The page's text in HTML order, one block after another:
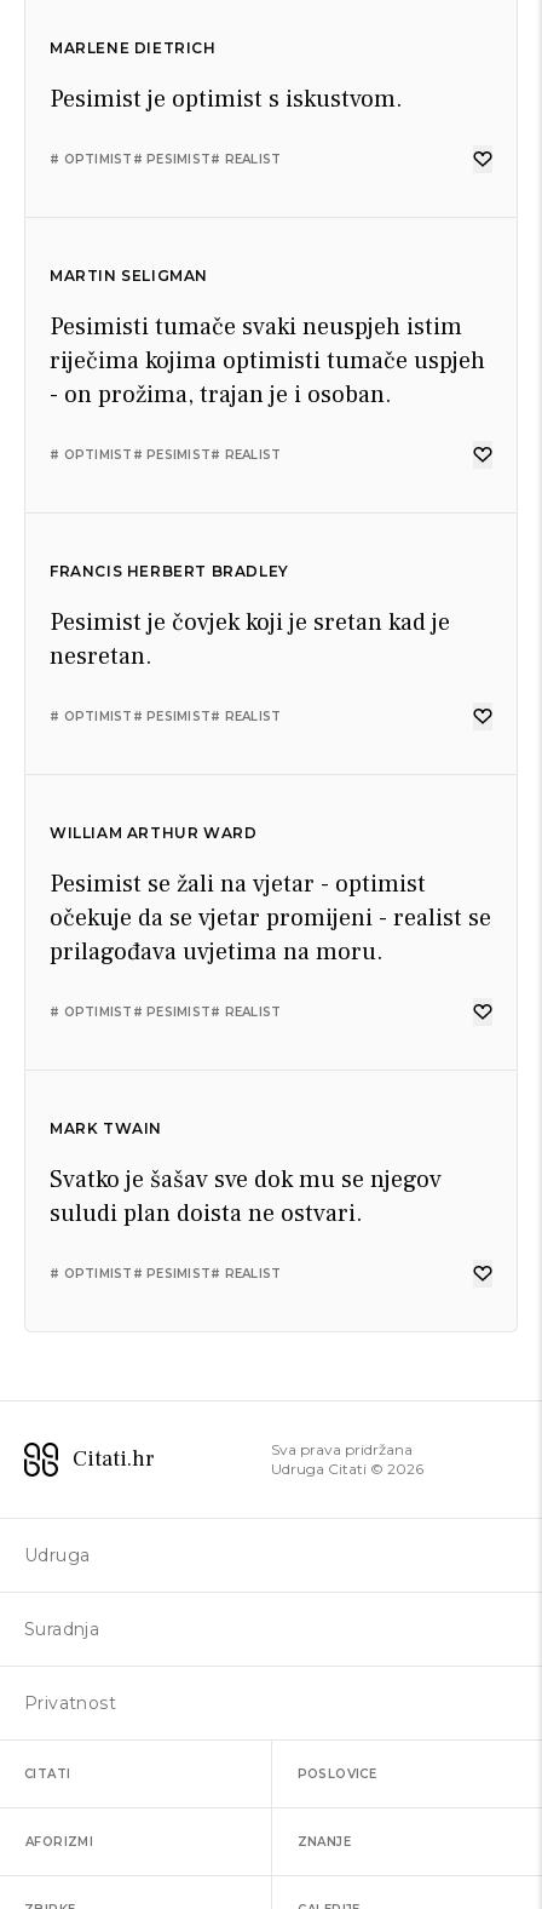
MARLENE DIETRICH
Pesimist je optimist s iskustvom.
# OPTIMIST # PESIMIST# REALIST
MARTIN SELIGMAN
Pesimisti tumače svaki neuspjeh istim
riječima kojima optimisti tumače uspjeh
- on prožima, trajan je i osoban.
# OPTIMIST # PESIMIST# REALIST
FRANCIS HERBERT BRADLEY
Pesimist je čovjek koji je sretan kad je
nesretan.
# OPTIMIST # PESIMIST# REALIST
WILLIAM ARTHUR WARD
Pesimist se žali na vjetar - optimist
očekuje da se vjetar promijeni - realist se
prilagođava uvjetima na moru.
# OPTIMIST # PESIMIST# REALIST
MARK TWAIN
Svatko je šašav sve dok mu se njegov
suludi plan doista ne ostvari.
# OPTIMIST # PESIMIST# REALIST
Citati.hr
Sva prava pridržana
Udruga Citati © 2026
Udruga
Suradnja
Privatnost
CITATI POSLOVICE
AFORIZMI ZNANJE